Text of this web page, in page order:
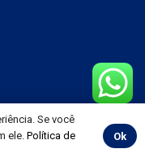
Se você
ele. Política de
Ok